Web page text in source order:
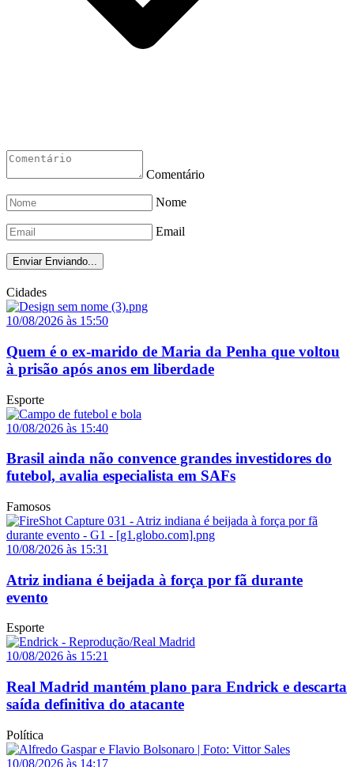
Comentário
Nome
Email
Enviar Enviando...
Cidades
10/08/2026 às 15:50
Quem é o ex-marido de Maria da Penha que voltou
à prisão após anos em liberdade
Esporte
10/08/2026 às 15:40
Brasil ainda não convence grandes investidores do
futebol, avalia especialista em SAFs
Famosos
10/08/2026 às 15:31
Atriz indiana é beijada à força por fã durante
evento
Esporte
10/08/2026 às 15:21
Real Madrid mantém plano para Endrick e descarta
saída definitiva do atacante
Política
10/08/2026 às 14:17